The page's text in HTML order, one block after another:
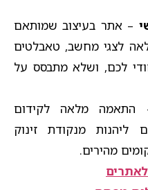
– אתר בעיצוב שמותאם
לצגי מחשב, טאבלטים
לכם, ושלא מתבסס על
התאמה מלאה לקידום
ליהנות מנקודת זינוק
מהירים.​